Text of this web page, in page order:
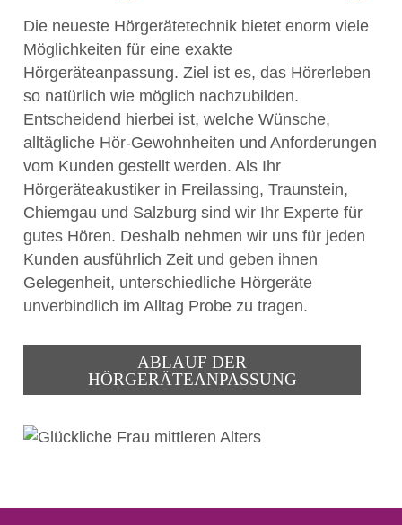
Die neueste Hörgerätetechnik bietet enorm viele
Möglichkeiten für eine exakte
Hörgeräteanpassung. Ziel ist es, das Hörerleben
so natürlich wie möglich nachzubilden.
Entscheidend hierbei ist, welche Wünsche,
alltägliche Hör-Gewohnheiten und Anforderungen
vom Kunden gestellt werden. Als Ihr
Hörgeräteakustiker in Freilassing, Traunstein,
Chiemgau und Salzburg sind wir Ihr Experte für
gutes Hören. Deshalb nehmen wir uns für jeden
Kunden ausführlich Zeit und geben ihnen
Gelegenheit, unterschiedliche Hörgeräte
unverbindlich im Alltag Probe zu tragen.
ABLAUF DER
HÖRGERÄTEANPASSUNG